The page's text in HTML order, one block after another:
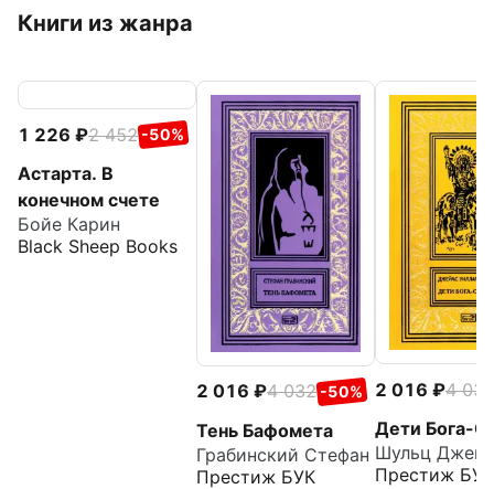
Книги из жанра
1 226 2 452 -50%
Астарта. В
конечном счете
Бойе Карин
Black Sheep Books
2 016 4 032 -50%
Тень Бафомета
Грабинский Стефан
Престиж БУК
2 016
4 032
Дети Бога-
Престиж БУК